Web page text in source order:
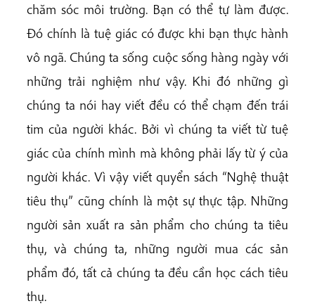
chăm sóc môi trường. Bạn có thể tự làm được.
Đó chính là tuệ giác có được khi bạn thực hành
vô ngã. Chúng ta sống cuộc sống hàng ngày với
những trải nghiệm như vậy. Khi đó những gì
chúng ta nói hay viết đều có thể chạm đến trái
tim của người khác. Bởi vì chúng ta viết từ tuệ
giác của chính mình mà không phải lấy từ ý của
người khác. Vì vậy viết quyển sách “Nghệ thuật
tiêu thụ” cũng chính là một sự thực tập. Những
người sản xuất ra sản phẩm cho chúng ta tiêu
thụ, và chúng ta, những người mua các sản
phẩm đó, tất cả chúng ta đều cần học cách tiêu
thụ.